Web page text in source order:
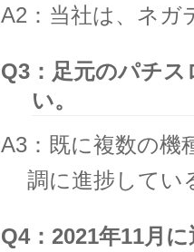
A2：当社は、ネガ
Q3：足元のパチ
い。
A3：既に複数の機
調に進捗してい
Q4：2021年11月